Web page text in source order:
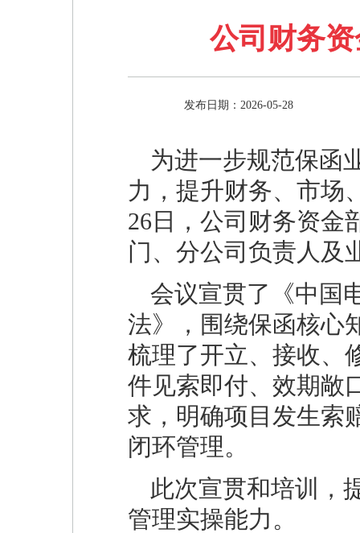
公司财务
发布日期：2026-05-28
为进一步规范保函
力，提升财务、市场
26日，公司财务资金
门、分公司负责人及
会议宣贯了《中国
法》，围绕保函核心
梳理了开立、接收、
件见索即付、效期敞
求，明确项目发生索
闭环管理。
此次宣贯和培训，
管理实操能力。